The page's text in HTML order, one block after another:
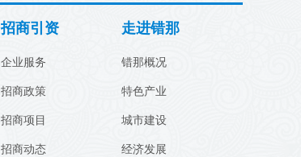
招商引资
企业服务
招商政策
招商项目
招商动态
走进错那
错那概况
特色产业
城市建设
经济发展